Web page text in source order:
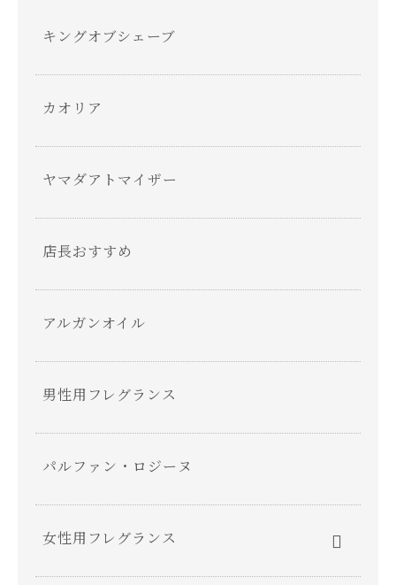
キングオブシェーブ
カオリア
ヤマダアトマイザー
店長おすすめ
アルガンオイル
男性用フレグランス
パルファン・ロジーヌ
女性用フレグランス